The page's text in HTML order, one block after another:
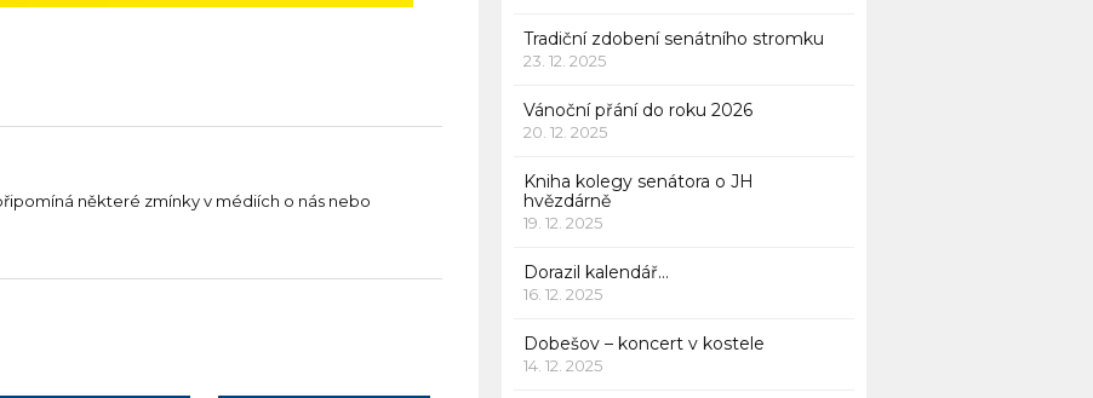
některé zmínky v médiích o nás nebo
Tradiční zdobení senátního stromku
23. 12. 2025
Vánoční přání do roku 2026
20. 12. 2025
Kniha kolegy senátora o JH
hvězdárně
19. 12. 2025
Dorazil kalendář…
16. 12. 2025
Dobešov – koncert v kostele
14. 12. 2025